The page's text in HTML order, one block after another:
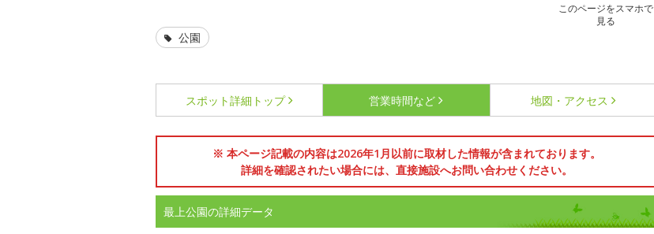
このページをスマホで
見る
公園
スポット詳細 トップ 営業時間など 地図・アクセス
※ 本ページ記載の内容は2026年1月以前に取材した情報が含まれております。
詳細を確認されたい場合には、直接施設へお問い合わせください。
最上公園の詳細データ